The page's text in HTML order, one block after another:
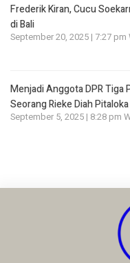
Frederik Kiran, Cucu
di Bali
September 20, 2025 | 7:27 pm
Menjadi Anggota DPR Tiga
Seorang Rieke Diah Pitaloka
September 5, 2025 | 8:28 pm